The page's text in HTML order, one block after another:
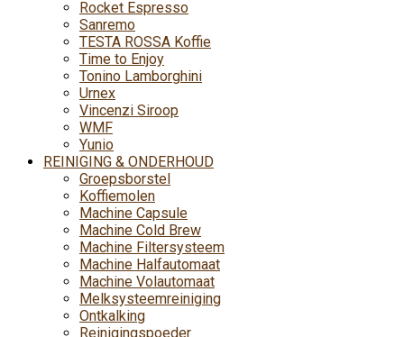
Rocket Espresso
Sanremo
TESTA ROSSA Koffie
Time to Enjoy
Tonino Lamborghini
Urnex
Vincenzi Siroop
WMF
Yunio
REINIGING & ONDERHOUD
Groepsborstel
Koffiemolen
Machine Capsule
Machine Cold Brew
Machine Filtersysteem
Machine Halfautomaat
Machine Volautomaat
Melksysteemreiniging
Ontkalking
Reinigingspoeder